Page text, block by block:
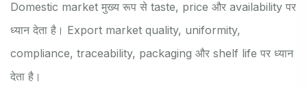
Domestic market मुख्य रूप से taste, price और availability पर
ध्यान देता है। Export market quality, uniformity,
compliance, traceability, packaging और shelf life पर ध्यान
देता है।